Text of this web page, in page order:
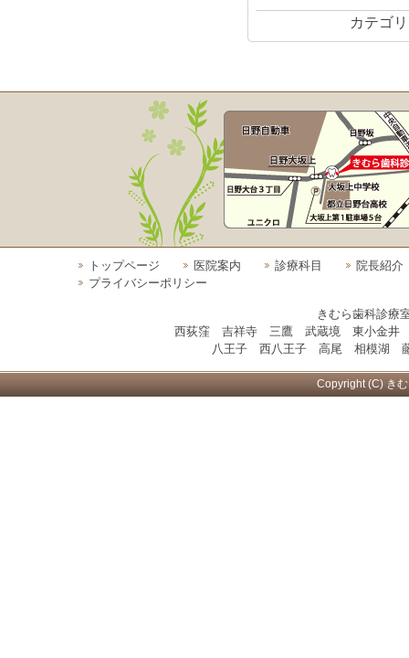
カテゴ
トップページ 医院案内 診療科目
院長紹介
プライバシーポリシー
きむら歯科診療
西荻窪 吉祥寺 三鷹 武蔵境 東小金
八王子 西八王子 高尾 相模湖
Copyright (C) き